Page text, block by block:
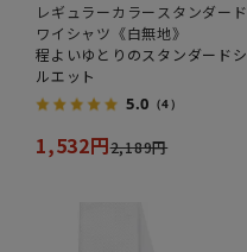
レギュラーカラースタンダード
ワイシャツ《白無地》
程よいゆとりのスタンダードシ
ルエット
5.0 （4）
1,532円2,189円